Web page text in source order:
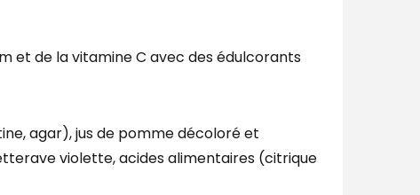
et de la vitamine C avec des édulcorants
agar), jus de pomme décoloré et
violette, acides alimentaires (citrique